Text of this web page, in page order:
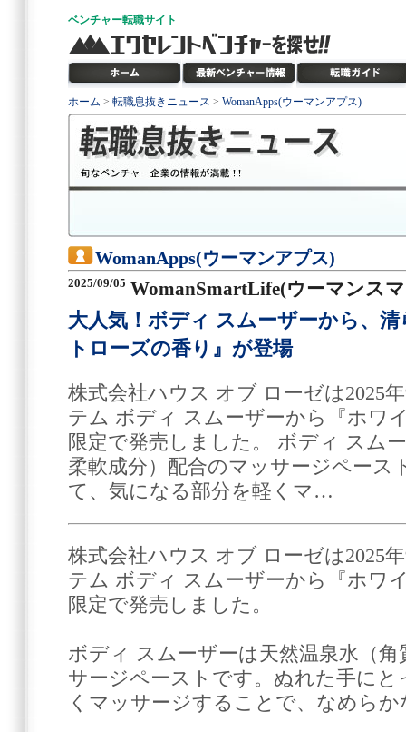
ベンチャー転職サイト
ホーム > 転職息抜きニュース > WomanApps(ウーマンアプス)
WomanApps(ウーマンアプス)
2025/09/05 WomanSmartLife(ウーマンス
大人気！ボディ スムーザーから、
トローズの香り』が登場
株式会社ハウス オブ ローゼは2025
テム ボディ スムーザーから『ホワ
限定で発売しました。 ボディ スム
柔軟成分）配合のマッサージペース
て、気になる部分を軽くマ…
株式会社ハウス オブ ローゼは2025
テム ボディ スムーザーから『ホワ
限定で発売しました。
ボディ スムーザーは天然温泉水（
サージペーストです。ぬれた手に
くマッサージすることで、なめら